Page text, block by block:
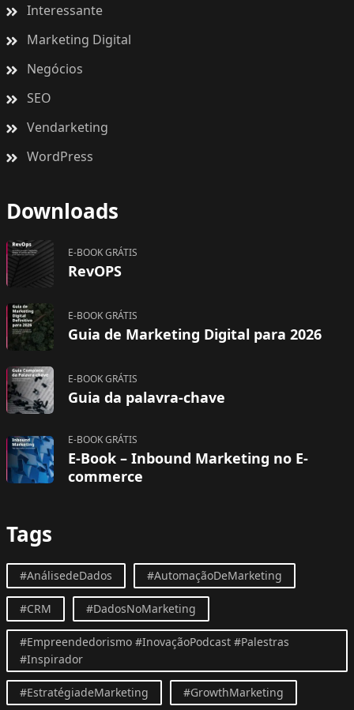
Interessante
Marketing Digital
Negócios
SEO
Vendarketing
WordPress
Downloads
E-BOOK GRÁTIS
RevOPS
E-BOOK GRÁTIS
Guia de Marketing Digital para 2026
E-BOOK GRÁTIS
Guia da palavra-chave
E-BOOK GRÁTIS
E-Book – Inbound Marketing no E-
commerce
Tags
#AnálisedeDados #AutomaçãoDeMarketing
#CRM #DadosNoMarketing
#Empreendedorismo #InovaçãoPodcast #Palestras
#Inspirador
#EstratégiadeMarketing #GrowthMarketing